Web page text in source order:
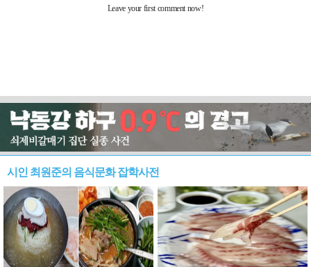
시인 최원준의 음식문화 잡학사전